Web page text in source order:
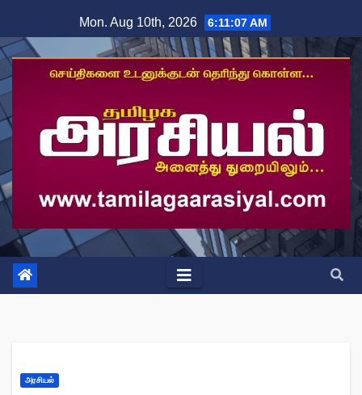
to
content
Mon. Aug 10th, 2026 6:11:08 AM
அரசியல்